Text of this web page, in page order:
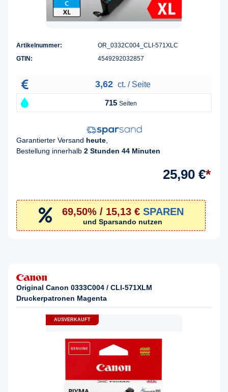
Artikelnummer:
OR_0332C004_CLI-571XLC
GTIN:
4549292032857
3,62 ct. / Seite
715 Seiten
Garantierter Versand heute,
Bestellung innerhalb 2 Stunden 44 Minuten
25,90 €*
69,50% / 15,13 € SPAREN
und Sparsando nutzen
Original Canon 0333C004 / CLI-571XLM
Druckerpatronen Magenta
AUSVERKAUFT